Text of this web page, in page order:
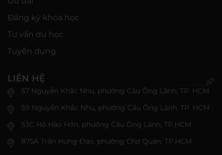
Đăng ký khóa học
Tư vấn du học
Tuyển dụng
LIÊN HỆ
57 Nguyễn Khắc Nhu, phường Cầu Ông Lãnh, TP. HCM
59 Nguyễn Khắc Nhu, phường Cầu Ông Lãnh, TP. HCM
53C Hồ Hảo Hớn, phường Cầu Ông Lãnh, TP.HCM
875A Trần Hưng Đạo, phường Chợ Quán, TP.HCM